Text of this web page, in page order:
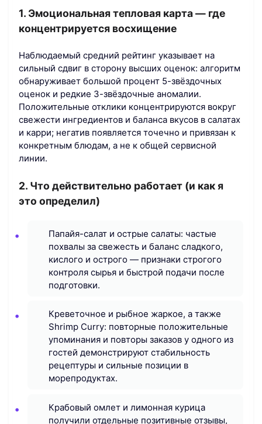
1. Эмоциональная тепловая карта — где
концентрируется восхищение
Наблюдаемый средний рейтинг указывает на
сильный сдвиг в сторону высших оценок: алгоритм
обнаруживает большой процент 5-звёздочных
оценок и редкие 3-звёздочные аномалии.
Положительные отклики концентрируются вокруг
свежести ингредиентов и баланса вкусов в салатах
и карри; негатив появляется точечно и привязан к
конкретным блюдам, а не к общей сервисной
линии.
2. Что действительно работает (и как я
это определил)
Папайя-салат и острые салаты: частые
похвалы за свежесть и баланс сладкого,
кислого и острого — признаки строгого
контроля сырья и быстрой подачи после
подготовки.
Креветочное и рыбное жаркое, а также
Shrimp Curry: повторные положительные
упоминания и повторы заказов у одного из
гостей демонстрируют стабильность
рецептуры и сильные позиции в
морепродуктах.
Крабовый омлет и лимонная курица
получили отдельные позитивные отзывы,